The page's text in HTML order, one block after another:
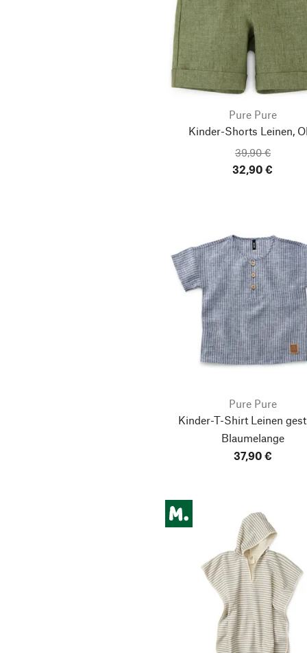
Pure Pure
Kinder-Shorts Leinen,
39,90 €
32,90 €
Pure Pure
Kinder-T-Shirt Leinen
Blaumelange
37,90 €